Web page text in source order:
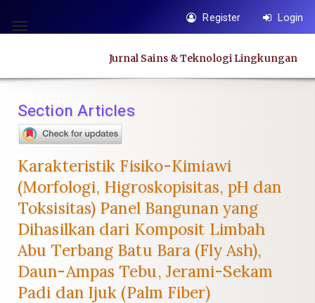
jump
content
Navigation
Main
Sidebar
Toggle
Register Login
Jurnal Sains & Teknologi Lingkungan
Section Articles
Karakteristik Fisiko-Kimiawi
(Morfologi, Higroskopisitas, pH dan
Toksisitas) Panel Bangunan yang
Dihasilkan dari Komposit Limbah
Abu Terbang Batu Bara (Fly Ash),
Daun-Ampas Tebu, Jerami-Sekam
Padi dan Ijuk (Palm Fiber)